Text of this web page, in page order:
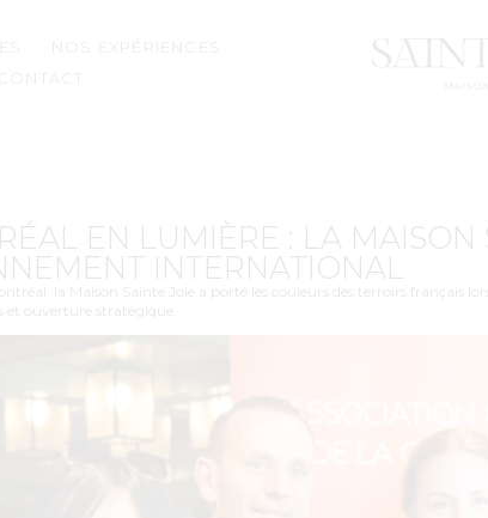
NOS EXPÉRIENCES
CONTACT
EN LUMIÈRE : LA MAISON
INTERNATIONAL
la Maison Sainte Joie a porté les couleurs des terroirs français
et ouverture stratégique.